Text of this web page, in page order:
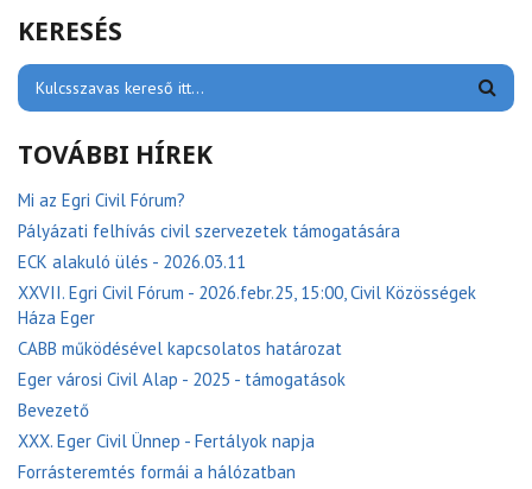
KERESÉS
TOVÁBBI HÍREK
Mi az Egri Civil Fórum?
Pályázati felhívás civil szervezetek támogatására
ECK alakuló ülés - 2026.03.11
XXVII. Egri Civil Fórum - 2026.febr.25, 15:00, Civil Közösségek
Háza Eger
CABB működésével kapcsolatos határozat
Eger városi Civil Alap - 2025 - támogatások
Bevezető
XXX. Eger Civil Ünnep - Fertályok napja
Forrásteremtés formái a hálózatban